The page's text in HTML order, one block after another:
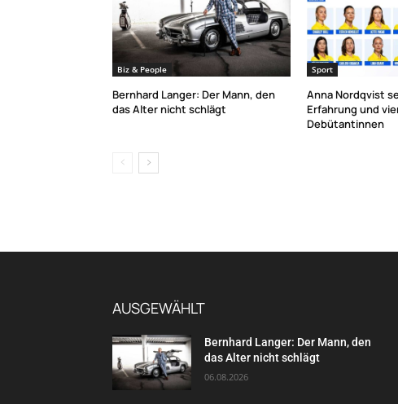
Biz & People
Bernhard Langer: Der Mann, den
das Alter nicht schlägt
Sport
Anna Nordqvist
Erfahrung und
Debütantinnen
AUSGEWÄHLT
Bernhard Langer: Der Mann, den
das Alter nicht schlägt
06.08.2026